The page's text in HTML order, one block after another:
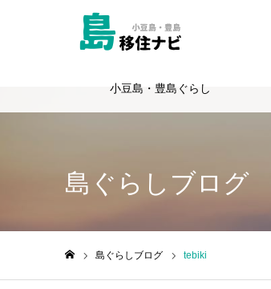
小豆島・豊島ぐらし
島ぐらしブログ
島ぐらしブログ tebiki